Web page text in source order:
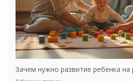
Зачем нужно развитие ребенка на